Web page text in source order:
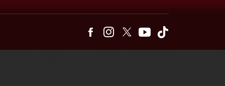
FacebookInstagram
Twitter Youtube